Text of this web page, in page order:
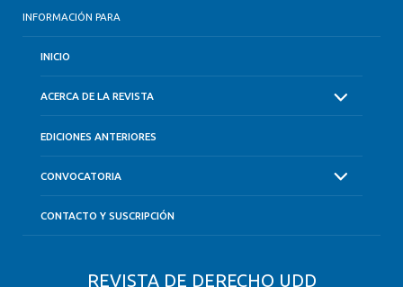
INFORMACIÓN PARA
INICIO
ACERCA DE LA REVISTA
EDICIONES ANTERIORES
CONVOCATORIA
CONTACTO Y SUSCRIPCIÓN
REVISTA DE DERECHO UDD